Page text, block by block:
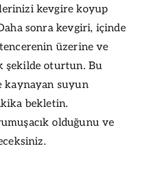
kevgire koyup
sonra kevgiri, içinde
üzerine ve
şekilde oturtun. Bu
kaynayan suyun
bekletin.
olduğunu ve